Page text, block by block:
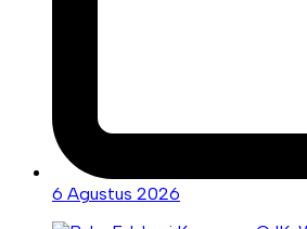
6 Agustus 2026